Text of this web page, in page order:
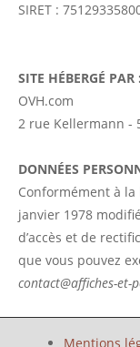
SIRET :
SITE HÉBERGÉ PAR :
OVH.com
2 rue Kellermann -
DONNÉES
Conformément à
janvier 1978
d’accès et de
que vous pouvez
contact@affiches-et-
Mentions